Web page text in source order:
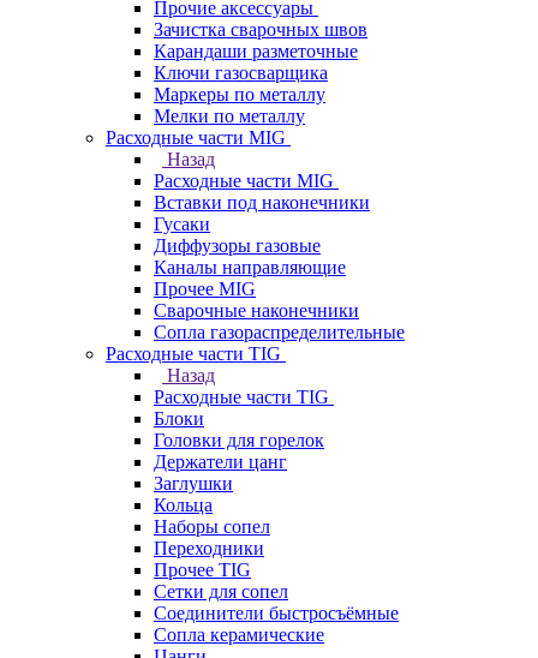
Прочие аксессуары
Зачистка сварочных швов
Карандаши разметочные
Ключи газосварщика
Маркеры по металлу
Мелки по металлу
Расходные части MIG
Назад
Расходные части MIG
Вставки под наконечники
Гусаки
Диффузоры газовые
Каналы направляющие
Прочее MIG
Сварочные наконечники
Сопла газораспределительные
Расходные части TIG
Назад
Расходные части TIG
Блоки
Головки для горелок
Держатели цанг
Заглушки
Кольца
Наборы сопел
Переходники
Прочее TIG
Сетки для сопел
Соединители быстросъёмные
Сопла керамические